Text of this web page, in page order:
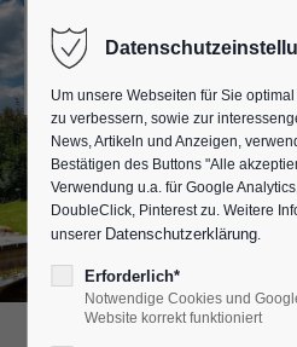
Um unsere Webseiten für Sie
zu verbessern, sowie zur
News, Artikeln und Anzeigen,
Bestätigen des Buttons "Alle
Verwendung u.a. für Google
DoubleClick, Pinterest zu. Weitere
unserer Datenschutzerklärung.
Erforderlich*
Notwendige Cookies und
Website korrekt funktioniert